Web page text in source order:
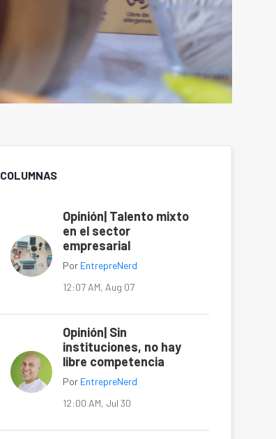
COLUMNAS
Opinión| Talento mixto
en el sector
empresarial
Por EntrepreNerd
12:07 AM, Aug 07
Opinión| Sin
instituciones, no hay
libre competencia
Por EntrepreNerd
12:00 AM, Jul 30